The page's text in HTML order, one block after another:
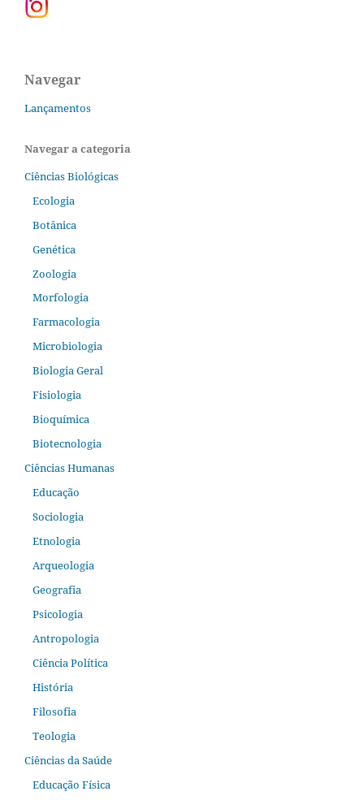
Navegar
Lançamentos
Navegar a categoria
Ciências Biológicas
Ecologia
Botânica
Genética
Zoologia
Morfologia
Farmacologia
Microbiologia
Biologia Geral
Fisiologia
Bioquímica
Biotecnologia
Ciências Humanas
Educação
Sociologia
Etnologia
Arqueologia
Geografia
Psicologia
Antropologia
Ciência Política
História
Filosofia
Teologia
Ciências da Saúde
Educação Física